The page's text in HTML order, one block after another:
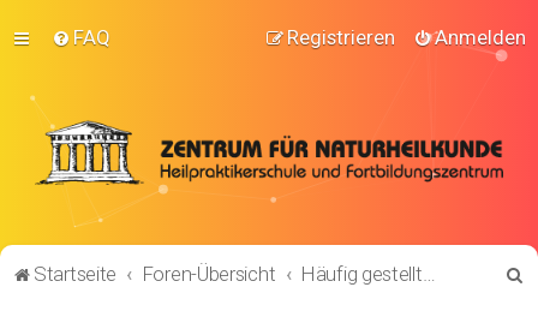
FAQ Anmelden
Registrieren
Startseite Foren-Übersicht Häufig gestellte Fragen